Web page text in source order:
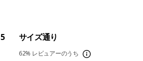
サイズ通り
62% レビュアーのうち